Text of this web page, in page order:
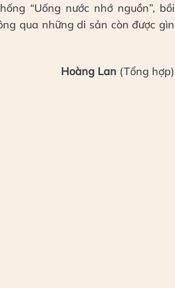
“Uống nước nhớ nguồn”, bồi
qua những di sản còn được gìn
Hoàng Lan (Tổng hợp)